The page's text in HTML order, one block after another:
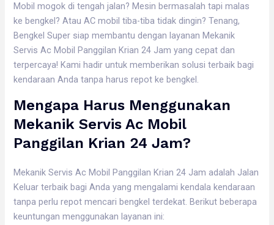
Mobil mogok di tengah jalan? Mesin bermasalah tapi malas
ke bengkel? Atau AC mobil tiba-tiba tidak dingin? Tenang,
Bengkel Super siap membantu dengan layanan Mekanik
Servis Ac Mobil Panggilan Krian 24 Jam yang cepat dan
terpercaya! Kami hadir untuk memberikan solusi terbaik bagi
kendaraan Anda tanpa harus repot ke bengkel.
Mengapa Harus Menggunakan
Mekanik Servis Ac Mobil
Panggilan Krian 24 Jam?
Mekanik Servis Ac Mobil Panggilan Krian 24 Jam adalah Jalan
Keluar terbaik bagi Anda yang mengalami kendala kendaraan
tanpa perlu repot mencari bengkel terdekat. Berikut beberapa
keuntungan menggunakan layanan ini: